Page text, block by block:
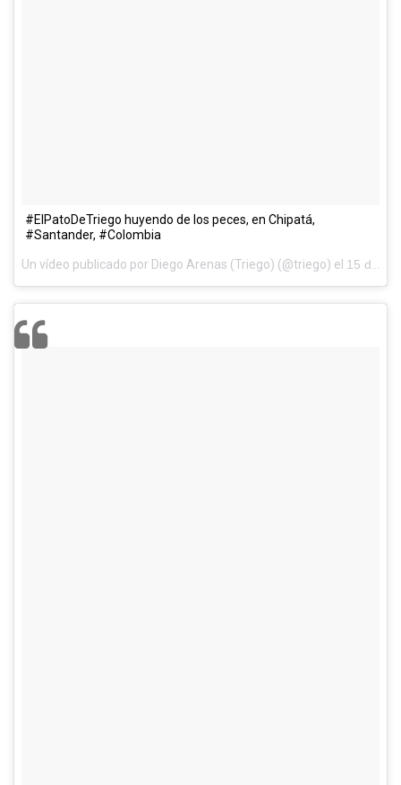
#ElPatoDeTriego huyendo de los peces, en Chipatá,
#Santander, #Colombia
Un vídeo publicado por Diego Arenas (Triego) (@triego) el 15 de Nov de 2015 a la(s) 2:05 PST